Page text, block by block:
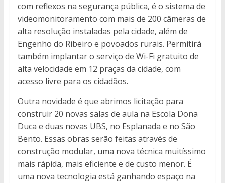
com reflexos na segurança pública, é o sistema de
videomonitoramento com mais de 200 câmeras de
alta resolução instaladas pela cidade, além de
Engenho do Ribeiro e povoados rurais. Permitirá
também implantar o serviço de Wi-Fi gratuito de
alta velocidade em 12 praças da cidade, com
acesso livre para os cidadãos.
Outra novidade é que abrimos licitação para
construir 20 novas salas de aula na Escola Dona
Duca e duas novas UBS, no Esplanada e no São
Bento. Essas obras serão feitas através de
construção modular, uma nova técnica muitíssimo
mais rápida, mais eficiente e de custo menor. É
uma nova tecnologia está ganhando espaço na